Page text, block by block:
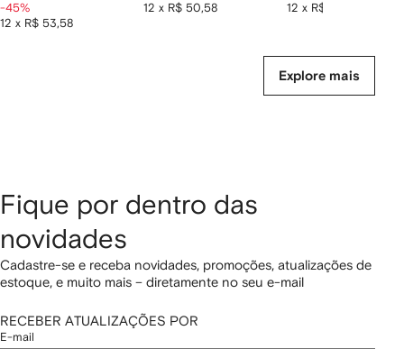
12 x R$ 53,58
-45% 12 x R$ 50,58 12 x R$ 111,58
Explore mais
Fique por dentro das
novidades
Cadastre-se e receba novidades, promoções, atualizações de
estoque, e muito mais – diretamente no seu e-mail
RECEBER ATUALIZAÇÕES POR
E-mail